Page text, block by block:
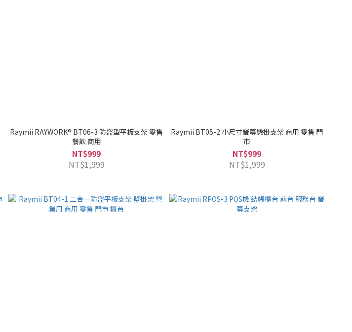
Raymii RAYWORK® BT06-3 防盜型平板支架 零售
餐飲 商用
NT$999
NT$1,999
Raymii BT05-2 小尺寸螢幕懸掛支架 商用 零售 門
市
NT$999
NT$1,999